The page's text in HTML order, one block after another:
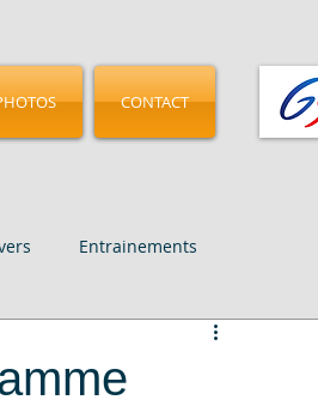
CONTACT
Entrainements
CMGA - Pamplona 2025